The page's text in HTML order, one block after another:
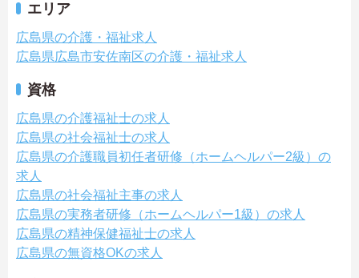
エリア
広島県の介護・福祉求人
広島県広島市安佐南区の介護・福祉求人
資格
広島県の介護福祉士の求人
広島県の社会福祉士の求人
広島県の介護職員初任者研修（ホームヘルパー2級）の
求人
広島県の社会福祉主事の求人
広島県の実務者研修（ホームヘルパー1級）の求人
広島県の精神保健福祉士の求人
広島県の無資格OKの求人